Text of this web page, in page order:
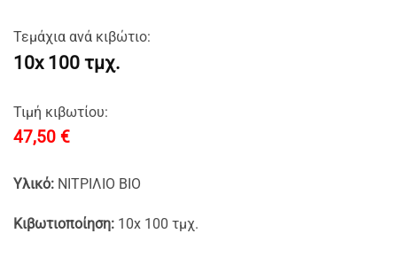
Τεμάχια ανά κιβώτιο:
10x 100 τμχ.
Τιμή κιβωτίου:
47,50 €
Υλικό: ΝΙΤΡΙΛΙΟ ΒΙΟ
Κιβωτιοποίηση: 10x 100 τμχ.